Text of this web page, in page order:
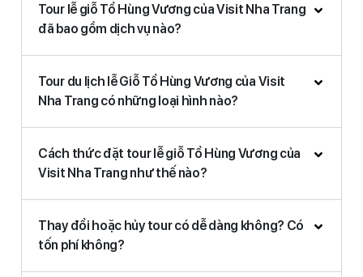
Tour lễ giỗ Tổ Hùng Vương của Visit Nha Trang
đã bao gồm dịch vụ nào?
Tour du lịch lễ Giỗ Tổ Hùng Vương của Visit
Nha Trang có những loại hình nào?
Cách thức đặt tour lễ giỗ Tổ Hùng Vương của
Visit Nha Trang như thế nào?
Thay đổi hoặc hủy tour có dễ dàng không? Có
tốn phí không?